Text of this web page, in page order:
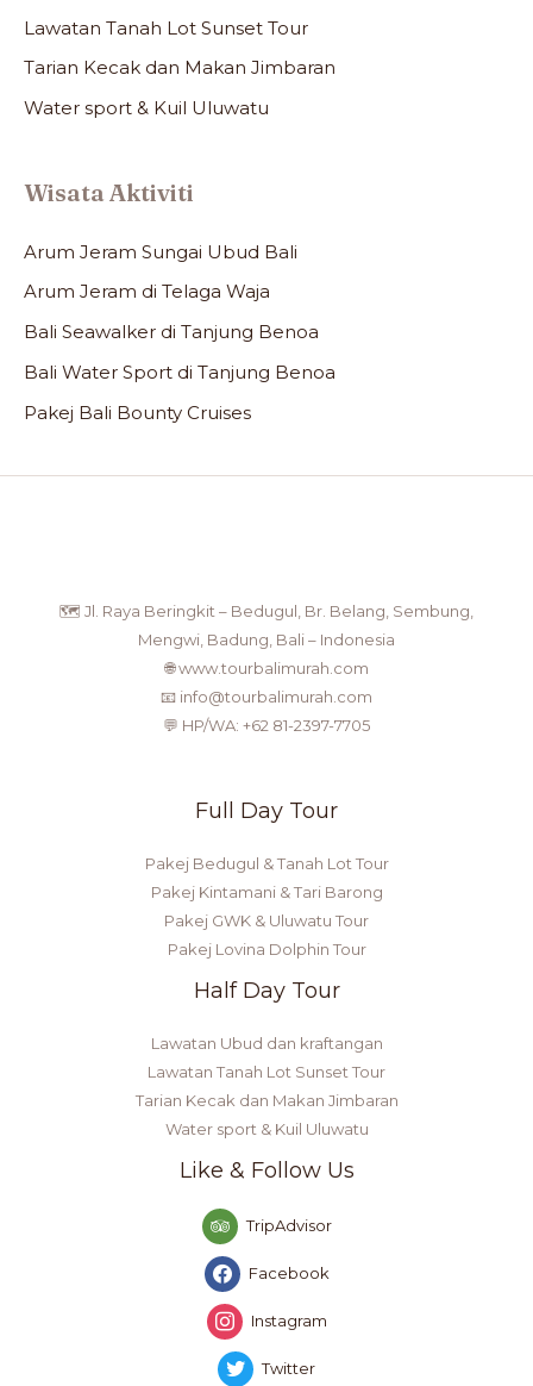
Lawatan Tanah Lot Sunset Tour
Tarian Kecak dan Makan Jimbaran
Water sport & Kuil Uluwatu
Wisata Aktiviti
Arum Jeram Sungai Ubud Bali
Arum Jeram di Telaga Waja
Bali Seawalker di Tanjung Benoa
Bali Water Sport di Tanjung Benoa
Pakej Bali Bounty Cruises
🗺️ Jl. Raya Beringkit – Bedugul, Br. Belang, Sembung,
Mengwi, Badung, Bali – Indonesia
🌐 www.tourbalimurah.com
📧 info@tourbalimurah.com
💬 HP/WA: +62 81-2397-7705
Full Day Tour
Pakej Bedugul & Tanah Lot Tour
Pakej Kintamani & Tari Barong
Pakej GWK & Uluwatu Tour
Pakej Lovina Dolphin Tour
Half Day Tour
Lawatan Ubud dan kraftangan
Lawatan Tanah Lot Sunset Tour
Tarian Kecak dan Makan Jimbaran
Water sport & Kuil Uluwatu
Like & Follow Us
TripAdvisor
Facebook
Instagram
Twitter